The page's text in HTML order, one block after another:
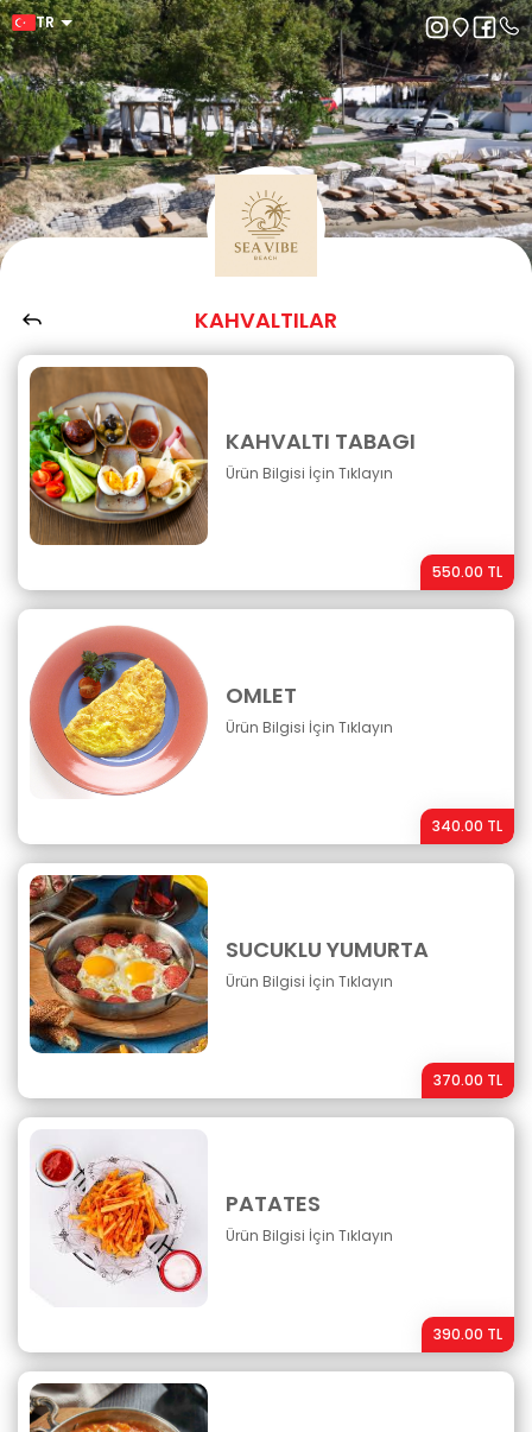
TR
KAHVALTILAR
KAHVALTI TABAGI
Ürün Bilgisi İçin Tıklayın
550.00 TL
OMLET
Ürün Bilgisi İçin Tıklayın
340.00 TL
SUCUKLU YUMURTA
Ürün Bilgisi İçin Tıklayın
370.00 TL
PATATES
Ürün Bilgisi İçin Tıklayın
390.00 TL